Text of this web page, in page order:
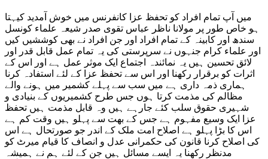
میں آپ تمام افراد کو تحفظ عزا کانفرنس میں خوش آمدید کیہتا
ہو خاص طور پر مولانا ناظر عباس تقوی صدر شیعہ علماء کونسل
سندھ اور کابینہ کے تمام افراد اور جن افراد نے بھی کوششیں کیں
اور علماء کرام جنہوں نے سرپرستی کی یہ تمام عمل قابل قدر اور
لائق تحسین ہیں یہ نمائندہ اجتماع ایک موثر عمل ہے اور اس کے
اثرات کو برقرار رکھنا اور اس سے تحفظ عزا کے لئے استفادہ کرنا
ہماری ذمہ داری ہے میں سب سے پہلے کشمیر میں ہونے والے
مظالم کی مذمت کرتا ہوں جس طرح کشمیریوں کے بنیادی و
شہیری حقوق سلب کئے جارہے ہیں وہ قابل مذمت ہیں تحفظ
عزا ایک وسیع مفہوم ہے جس کے بھت سے پہلو ہیں وقت کم ہے
اس کا بڑا پہلو ہے اصلاح امت ملک کے اندر جو صورتحال ہے اس
کی اصلاح کرنا قانون کی حکمرانی عدل و انصاف کا قیام میرٹ کو
مدنظر رکھنا یہ ایسے مسائل ہیں جن کے لئے ہم نے ہمیشہ